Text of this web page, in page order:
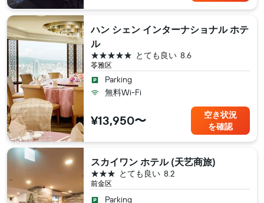
ハン シェン インターナショナル ホテ
ル
苓雅区
8.6
とても良い
5つ星
Parking
無料Wi-Fi
¥13,950〜
空き状況
を確認
スカイワン ホテル (天艺商旅)
前金区
8.2
とても良い
3つ星
Parking